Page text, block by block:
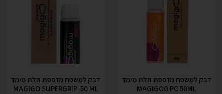
דבק למשטח מדפסת תלת מימד
MAGIGOO PC 50ML
דבק למשטח מדפסת תלת מימד
MAGIGO SUPERGRIP 50 ML